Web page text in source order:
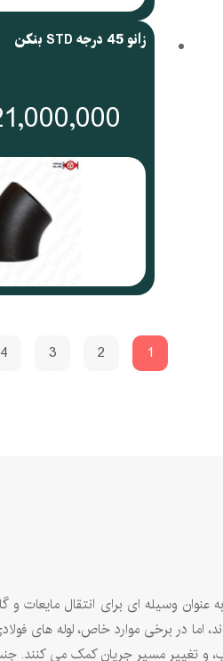
زانو 45 درجه STD بنکن
1
2
3
4
وسیله‌ ای برای انتقال مایعات و
اما در برخی موارد خاص، لوله‌ های
و تغییر مسیر جریان کمک می